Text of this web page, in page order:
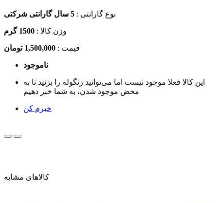
نوع گارانتی : 5 سال گارانتی شرکتی
وزن کالا : 1500 گرم
قیمت : 1,500,000 تومان
ناموجود
این کالا فعلا موجود نیست اما می‌توانید زنگوله را بزنید تا به
محض موجود شدن، به شما خبر دهیم
خبرم کن
کالاهای مشابه